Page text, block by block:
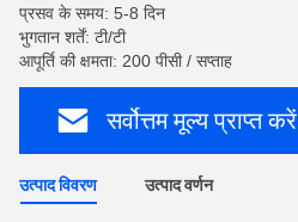
प्रसव के समय: 5-8 दिन
भुगतान शर्तें: टी/टी
आपूर्ति की क्षमता: 200 पीसी / सप्ताह
सर्वोत्तम मूल्य प्राप्त करें
उत्पाद विवरण उत्पाद वर्णन